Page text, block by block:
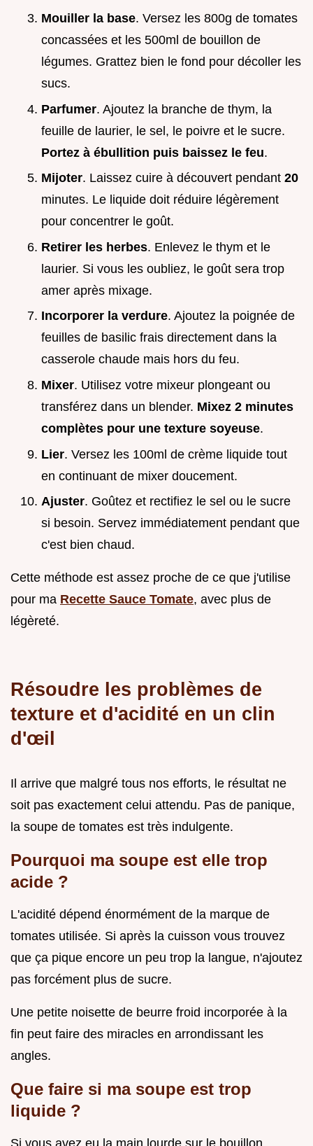
Mouiller la base. Versez les 800g de tomates
concassées et les 500ml de bouillon de
légumes. Grattez bien le fond pour décoller les
sucs.
Parfumer. Ajoutez la branche de thym, la
feuille de laurier, le sel, le poivre et le sucre.
Portez à ébullition puis baissez le feu.
Mijoter. Laissez cuire à découvert pendant 20
minutes. Le liquide doit réduire légèrement
pour concentrer le goût.
Retirer les herbes. Enlevez le thym et le
laurier. Si vous les oubliez, le goût sera trop
amer après mixage.
Incorporer la verdure. Ajoutez la poignée de
feuilles de basilic frais directement dans la
casserole chaude mais hors du feu.
Mixer. Utilisez votre mixeur plongeant ou
transférez dans un blender. Mixez 2 minutes
complètes pour une texture soyeuse.
Lier. Versez les 100ml de crème liquide tout
en continuant de mixer doucement.
Ajuster. Goûtez et rectifiez le sel ou le sucre
si besoin. Servez immédiatement pendant que
c'est bien chaud.
Cette méthode est assez proche de ce que j'utilise
pour ma Recette Sauce Tomate, avec plus de
légèreté.
Résoudre les problèmes de
texture et d'acidité en un clin
d'œil
Il arrive que malgré tous nos efforts, le résultat ne
soit pas exactement celui attendu. Pas de panique,
la soupe de tomates est très indulgente.
Pourquoi ma soupe est elle trop
acide ?
L'acidité dépend énormément de la marque de
tomates utilisée. Si après la cuisson vous trouvez
que ça pique encore un peu trop la langue, n'ajoutez
pas forcément plus de sucre.
Une petite noisette de beurre froid incorporée à la
fin peut faire des miracles en arrondissant les
angles.
Que faire si ma soupe est trop
liquide ?